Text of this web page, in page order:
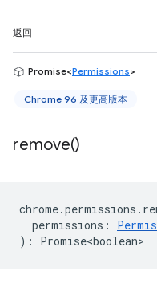
返回
Promise<Permissions>
Chrome 96 及更高版本
remove()
chrome.permissions .
permissions :
) : Promise<boolean>